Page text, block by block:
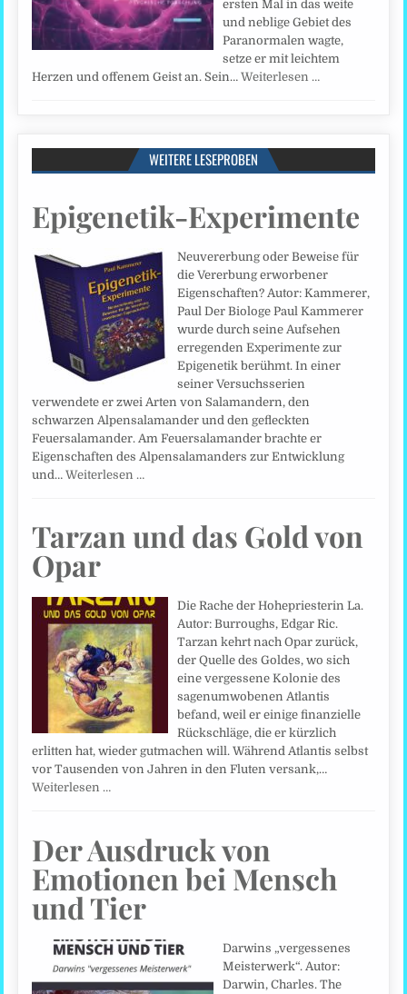
ersten Mal in das weite
und neblige Gebiet des
Paranormalen wagte,
setze er mit leichtem
Herzen und offenem Geist an. Sein…Weiterlesen …
WEITERE LESEPROBEN
Epigenetik-Experimente
Neuvererbung oder Beweise für
die Vererbung erworbener
Eigenschaften? Autor: Kammerer,
Paul Der Biologe Paul Kammerer
wurde durch seine Aufsehen
erregenden Experimente zur
Epigenetik berühmt. In einer
seiner Versuchsserien
verwendete er zwei Arten von Salamandern, den
schwarzen Alpensalamander und den gefleckten
Feuersalamander. Am Feuersalamander brachte er
Eigenschaften des Alpensalamanders zur Entwicklung
und…Weiterlesen …
Tarzan und das Gold von
Opar
Die Rache der Hohepriesterin La.
Autor: Burroughs, Edgar Ric.
Tarzan kehrt nach Opar zurück,
der Quelle des Goldes, wo sich
eine vergessene Kolonie des
sagenumwobenen Atlantis
befand, weil er einige finanzielle
Rückschläge, die er kürzlich
erlitten hat, wieder gutmachen will. Während Atlantis selbst
vor Tausenden von Jahren in den Fluten versank,…
Weiterlesen …
Der Ausdruck von
Emotionen bei Mensch
und Tier
Darwins „vergessenes
Meisterwerk“. Autor:
Darwin, Charles. The